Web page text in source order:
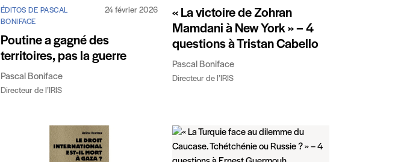
ÉDITOS DE PASCAL
BONIFACE
24 février 2026
Poutine a gagné des
territoires, pas la guerre
Pascal Boniface
Directeur de l’IRIS
« La victoire de Zohran
Mamdani à New York » – 4
questions à Tristan Cabello
Pascal Boniface
Directeur de l’IRIS